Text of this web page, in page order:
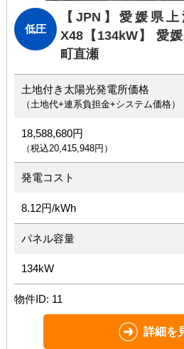
低圧
【JPN】愛媛県
X48【134kW】 愛
町直瀬
土地付き太陽光発電所価格
（土地代+連系負担金+システム価格）
18,588,680円
（税込20,415,948円）
発電コスト
8.12円/kWh
パネル容量
134kW
物件ID: 11
詳細を